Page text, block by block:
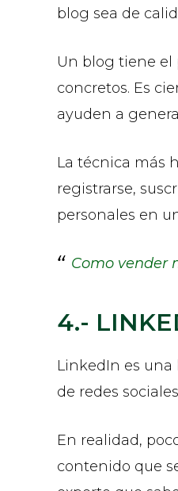
blog sea de
Un blog tiene el
concretos. Es
ayuden a
La técnica más
registrarse,
personales en
Como vender
4.-
LinkedIn es una
de redes
En realidad,
contenido que